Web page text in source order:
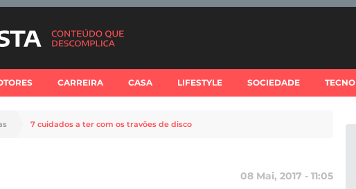
CARREIRA CASA LIFESTYLE SOCIEDADE
7 cuidados a ter com os travões de disco
08 Mai, 2017 - 11:05